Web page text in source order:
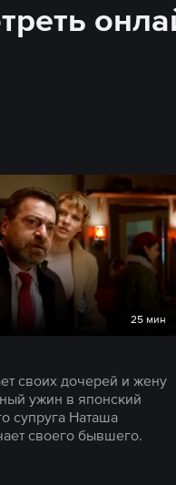
25 мин
своих дочерей и жену
ужин в японский
супруга Наташа
своего бывшего.